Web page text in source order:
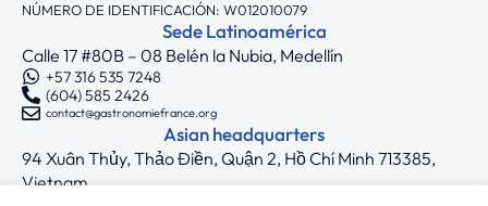
NÚMERO DE IDENTIFICACIÓN: W012010079
Sede Latinoamérica
Calle 17 #80B – 08 Belén la Nubia, Medellín
+57 316 535 7248
(604) 585 2426
contact@gastronomiefrance.org
Asian headquarters
94 Xuân Thủy, Thảo Điền, Quận 2, Hồ Chí Minh 713385,
Vietnam